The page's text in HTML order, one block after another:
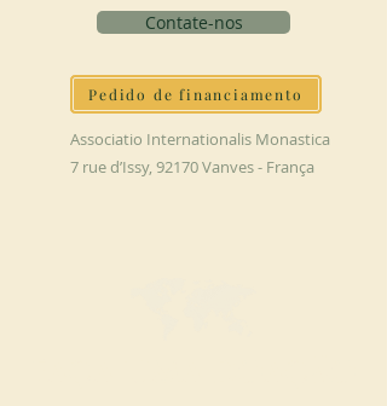
Contate-nos
Pedido de financiamento
Associatio Internationalis Monastica
7 rue d’Issy, 92170 Vanves - França